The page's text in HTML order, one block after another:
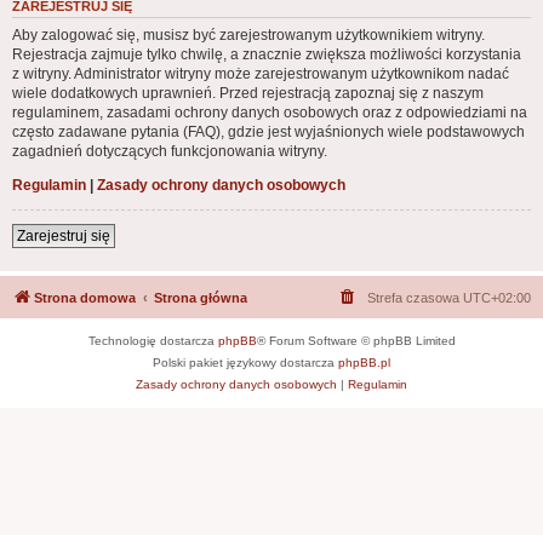
ZAREJESTRUJ SIĘ
Aby zalogować się, musisz być zarejestrowanym użytkownikiem witryny.
Rejestracja zajmuje tylko chwilę, a znacznie zwiększa możliwości korzystania
z witryny. Administrator witryny może zarejestrowanym użytkownikom nadać
wiele dodatkowych uprawnień. Przed rejestracją zapoznaj się z naszym
regulaminem, zasadami ochrony danych osobowych oraz z odpowiedziami na
często zadawane pytania (FAQ), gdzie jest wyjaśnionych wiele podstawowych
zagadnień dotyczących funkcjonowania witryny.
Regulamin | Zasady ochrony danych osobowych
Zarejestruj się
Strona domowa Strona główna Strefa czasowa UTC+02:00
Technologię dostarcza phpBB® Forum Software © phpBB Limited
Polski pakiet językowy dostarcza phpBB.pl
Zasady ochrony danych osobowych | Regulamin